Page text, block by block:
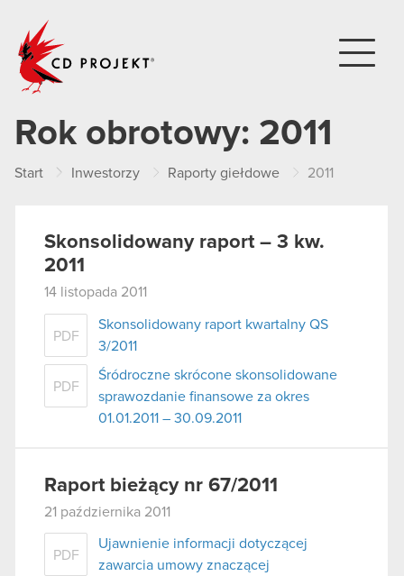
Rok obrotowy: 2011
Start Inwestorzy Raporty giełdowe 2011
Skonsolidowany raport – 3 kw.
2011
14 listopada 2011
PDF
Skonsolidowany raport kwartalny QS
3/2011
PDF
Śródroczne skrócone skonsolidowane
sprawozdanie finansowe za okres
01.01.2011 – 30.09.2011
Raport bieżący nr 67/2011
21 października 2011
PDF
Ujawnienie informacji dotyczącej
zawarcia umowy znaczącej